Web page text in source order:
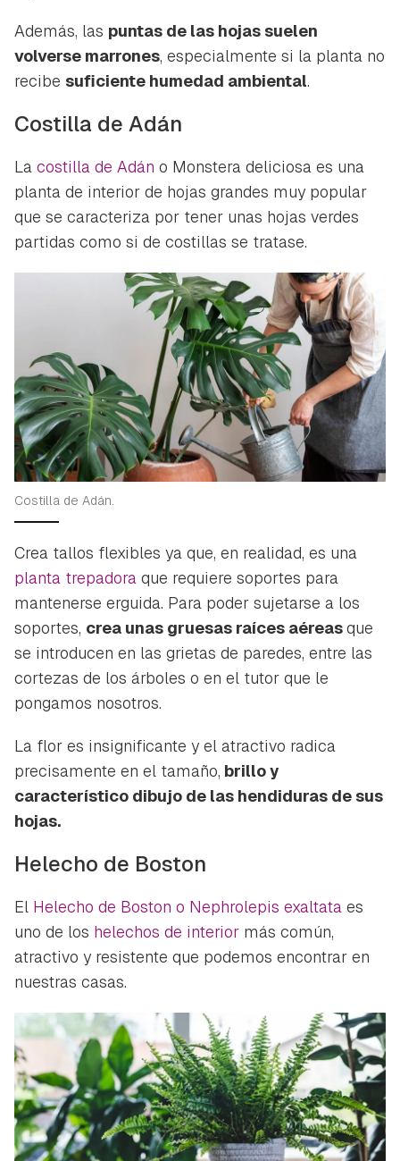
Además, las puntas de las hojas suelen
volverse marrones, especialmente si la planta no
recibe suficiente humedad ambiental.
Costilla de Adán
La costilla de Adán o Monstera deliciosa es una
planta de interior de hojas grandes muy popular
que se caracteriza por tener unas hojas verdes
partidas como si de costillas se tratase.
Costilla de Adán.
Crea tallos flexibles ya que, en realidad, es una
planta trepadora que requiere soportes para
mantenerse erguida. Para poder sujetarse a los
soportes, crea unas gruesas raíces aéreasque
se introducen en las grietas de paredes, entre las
cortezas de los árboles o en el tutor que le
pongamos nosotros.
La flor es insignificante y el atractivo radica
precisamente en el tamaño, brillo y
característico dibujo de las hendiduras de sus
hojas.
Helecho de Boston
El Helecho de Boston o Nephrolepis exaltata es
uno de los helechos de interior más común,
atractivo y resistente que podemos encontrar en
nuestras casas.